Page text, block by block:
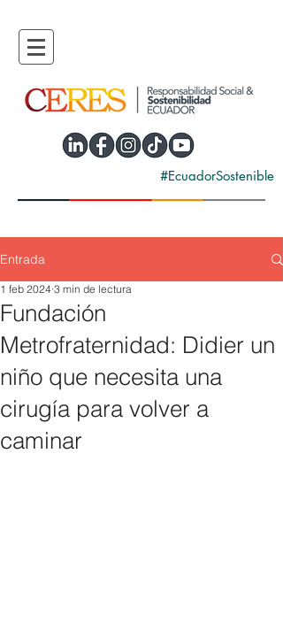
#EcuadorSostenible
Entrada
Fundación
Metrofraternidad: Didier un
niño que necesita una
cirugía para volver a
caminar
1 feb 2024 3 min de lectura